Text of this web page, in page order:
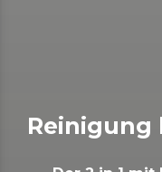
Reinigung